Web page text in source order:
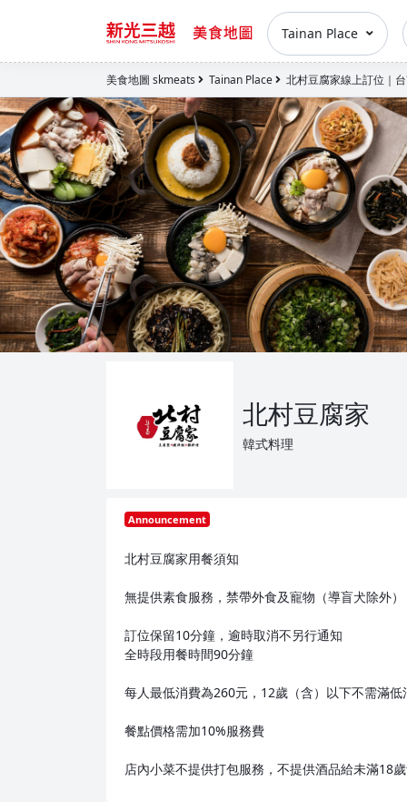
Tainan Place
美食地圖 skmeats Tainan Place 北村豆腐家線上訂位｜
北村豆腐家
韓式料理
Announcement
北村豆腐家用餐須知
無提供素食服務，禁帶外食及寵物（導盲犬除外）
訂位保留10分鐘，逾時取消不另行通知
全時段用餐時間90分鐘
每人最低消費為260元，12歲（含）以下不需滿低
餐點價格需加10%服務費
店內小菜不提供打包服務，不提供酒品給未滿18